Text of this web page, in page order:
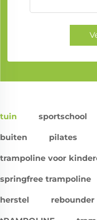
tuin sportschool
buiten pilates
trampoline voor
springfree trampoline
herstel rebounder